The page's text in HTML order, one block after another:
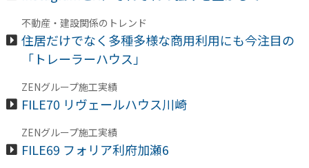
不動産・建設関係のトレンド
住居だけでなく多種多様な商用利用にも今注目の
「トレーラーハウス」
ZENグループ施工実績
FILE70 リヴェールハウス川崎
ZENグループ施工実績
FILE69 フォリア利府加瀬6